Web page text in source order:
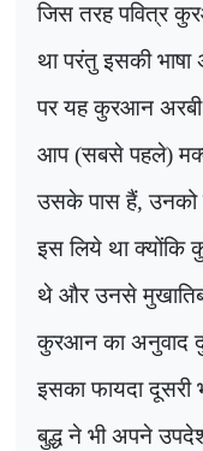
जिस तरह पवित्र
था परंतु इसकी
पर यह कुरआन अरबी
आप (सबसे पहले)
उसके पास हैं,उनको
इस लिये था क्योंकि
थे और उनसे मुखातिब
कुरआन का अनुवाद
इसका फायदा दूसरी
बुद्ध ने भी अपने